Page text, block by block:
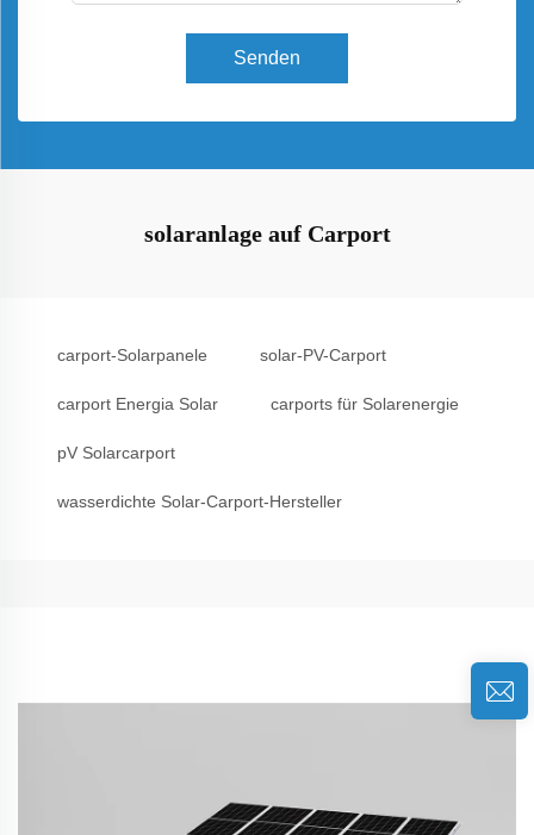
Senden
solaranlage auf Carport
carport-Solarpanele solar-PV-Carport
carport Energia Solar carports für Solarenergie
pV Solarcarport
wasserdichte Solar-Carport-Hersteller